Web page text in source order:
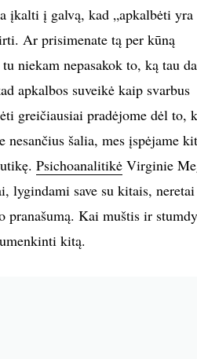
įkalti į galvą, kad „apkalbėti yra
Ar prisimenate tą per kūną
niekam nepasakok to, ką tau
apkalbos suveikė kaip svarbus
greičiausiai pradėjome dėl to,
šalia, mes įspėjame
PsichoanalitikėVirginie
lygindami save su kitais, neretai
pranašumą. Kai muštis ir
kitą.